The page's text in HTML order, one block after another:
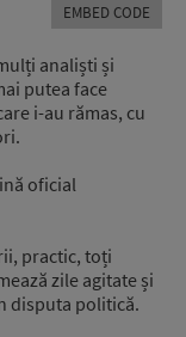
EMBED CODE
analiști și
putea face
i-au rămas, cu
oficial
practic, toți
zile agitate și
disputa politică.